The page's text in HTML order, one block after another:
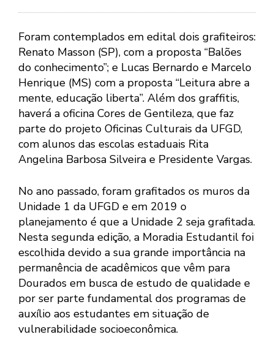
Foram contemplados em edital dois grafiteiros:
Renato Masson (SP), com a proposta “Balões
do conhecimento”; e Lucas Bernardo e Marcelo
Henrique (MS) com a proposta “Leitura abre a
mente, educação liberta”. Além dos graffitis,
haverá a oficina Cores de Gentileza, que faz
parte do projeto Oficinas Culturais da UFGD,
com alunos das escolas estaduais Rita
Angelina Barbosa Silveira e Presidente Vargas.
No ano passado, foram grafitados os muros da
Unidade 1 da UFGD e em 2019 o
planejamento é que a Unidade 2 seja grafitada.
Nesta segunda edição, a Moradia Estudantil foi
escolhida devido a sua grande importância na
permanência de acadêmicos que vêm para
Dourados em busca de estudo de qualidade e
por ser parte fundamental dos programas de
auxílio aos estudantes em situação de
vulnerabilidade socioeconômica.